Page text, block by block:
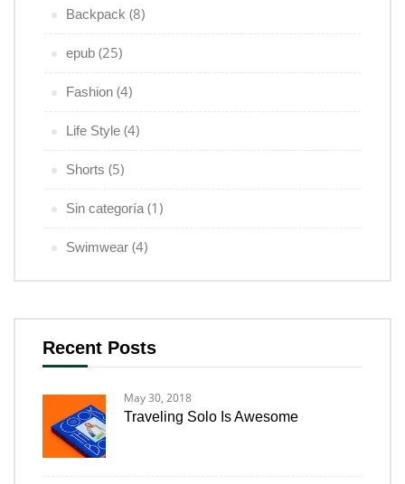
Backpack (8)
epub (25)
Fashion (4)
Life Style (4)
Shorts (5)
Sin categoría(1)
Swimwear (4)
Recent Posts
May 30, 2018
Traveling Solo Is Awesome